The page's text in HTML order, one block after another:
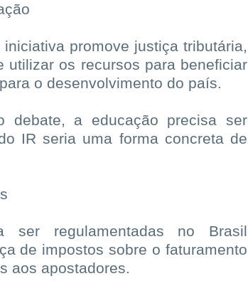
promove justiça tributária,
utilizar os recursos para beneficiar
o desenvolvimento do país.
debate, a educação precisa ser
IR seria uma forma concreta de
ser regulamentadas no Brasil
de impostos sobre o faturamento
aos apostadores.